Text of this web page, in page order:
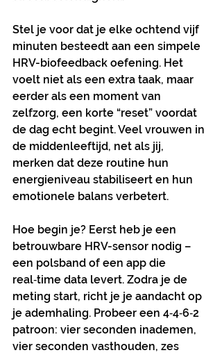
Stel je voor dat je elke ochtend vijf
minuten besteedt aan een simpele
HRV-biofeedback oefening. Het
voelt niet als een extra taak, maar
eerder als een moment van
zelfzorg, een korte “reset” voordat
de dag echt begint. Veel vrouwen in
de middenleeftijd, net als jij,
merken dat deze routine hun
energieniveau stabiliseert en hun
emotionele balans verbetert.
Hoe begin je? Eerst heb je een
betrouwbare HRV-sensor nodig –
een polsband of een app die
real‑time data levert. Zodra je de
meting start, richt je je aandacht op
je ademhaling. Probeer een 4‑4‑6‑2
patroon: vier seconden inademen,
vier seconden vasthouden, zes